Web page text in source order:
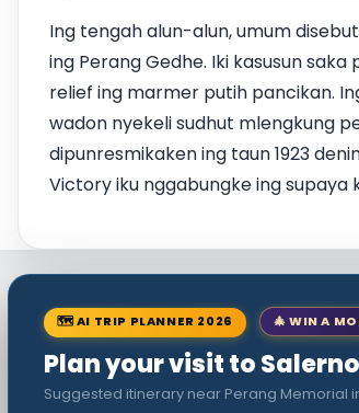
Ing tengah alun-alun, umum
ing Perang Gedhe. Iki kasusun
relief ing marmer putih pancikan.
wadon nyekeli sudhut mlengkung
dipunresmikaken ing taun 1923
Victory iku nggabungke ing
🗺 AI TRIP PLANNER 2026 🎄 WIN A
Plan your visit to Salerno
Suggested itinerary near Perang Memorial